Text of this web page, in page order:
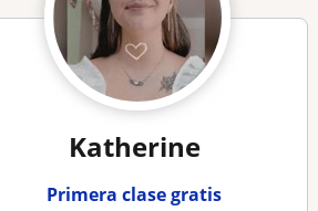
Katherine
Primera clase gratis